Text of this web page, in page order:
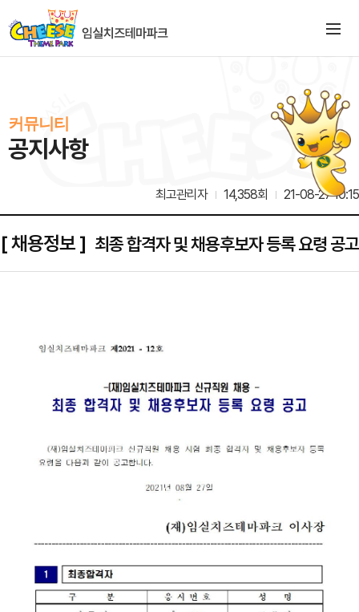
커뮤니티
공지사항
최고관리자 14,358회 21-08-27 10:15
[ 채용정보 ] 최종 합격자 및 채용후보자 등록 요령 공고